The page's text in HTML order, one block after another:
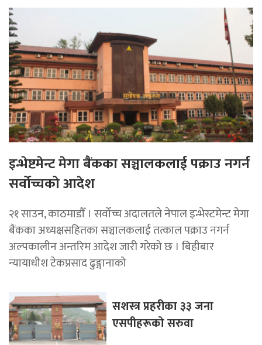
इन्भेष्टमेन्ट मेगा बैंकका सञ्चालकलाई पक्राउ नगर्न
सर्वोच्चको आदेश
२१ साउन, काठमाडाैँ । सर्वोच्च अदालतले नेपाल इन्भेस्टमेन्ट मेगा
बैंकका अध्यक्षसहितका सञ्चालकलाई तत्काल पक्राउ नगर्न
अल्पकालीन अन्तरिम आदेश जारी गरेको छ । बिहीबार
न्यायाधीश टेकप्रसाद ढुङ्गानाको
सशस्त्र प्रहरीका ३३ जना
एसपीहरूको सरुवा